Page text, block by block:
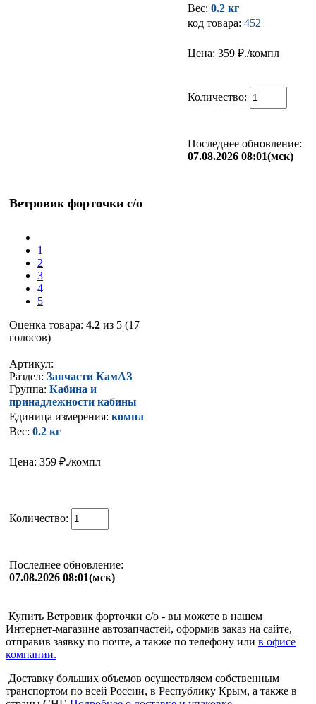
Вес: 0.2 кг
код товара: 452
Цена: 359 ₽./компл
Количество:
Последнее обновление:
07.08.2026 08:01(мск)
Ветровик форточки с/о
1
2
3
4
5
Оценка товара: 4.2 из 5 (17
голосов)
Артикул:
Раздел: Запчасти КамАЗ
Группа: Кабина и
принадлежности кабины
Единица измерения: компл
Вес: 0.2 кг
Цена: 359 ₽./компл
Количество:
Последнее обновление:
07.08.2026 08:01(мск)
Купить Ветровик форточки с/о - вы можете в нашем
Интернет-магазине автозапчастей, оформив заказ на сайте,
отправив заявку по почте, а также по телефону или в офисе
компании.
Доставку больших объемов осуществляем собственным
транспортом по всей России, в Республику Крым, а также в